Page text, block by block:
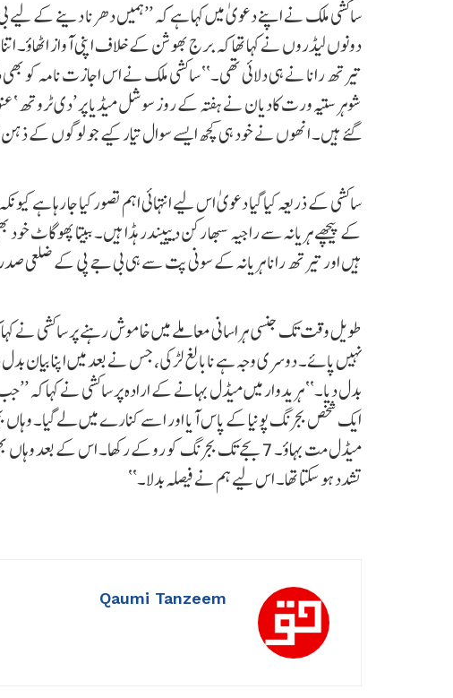
ساکشی ملک نے اپنے دعویٰ میں کہا ہے کہ ’’ہمیں دھرنا دینے کے لیے بی
دونوں لیڈروں نے کہا تھا کہ برج بھوشن کے خلاف اپنی آواز اٹھاؤ۔
تیرتھ رانا نے ہی دلائی تھی۔‘‘ ساکشی ملک نے اس اجازت نامہ کو بھی
شوہر ستیہ ورت کادیان نے ہفتہ کے روز سوشل میڈیا پر ’دی
گئے ہیں۔ انھوں نے خود ہی کچھ ایسے سوال تیار کیے جو لوگوں کے
ساکشی کے ذریعہ کیا گیا دعویٰ اس لیے انتہائی اہم تصور کیا جا رہا
کے پیچھے ہریانہ سے راجیہ سبھا رکن دیپیندر ہڈا ہیں۔ ببیتا
ہیں اور تیرتھ رانا ہریانہ کے سونی پت سے ہی بی جے پی کے ضلعی
طویل وقت تک جنسی ہراسانی معاملے میں خاموش رہنے پر ساکشی نے کہا
نہیں پائے۔ دوسری وجہ ہے نابالغ لڑکی، جس نے بعد میں اپنا بیان
بدل دیا۔‘‘ ہریدوار میں میڈل بہانے کے ارادہ پر ساکشی نے کہا کہ
ایک شخص بجرنگ پونیا کے پاس آیا اور اسے کنارے میں لے گیا۔
میڈل مت بہاؤ۔ 7 بجے تک بجرنگ کو روکے رکھا۔ اس کے بعد
تشدد ہو سکتا تھا۔ اس لیے ہم نے فیصلہ بدلا۔‘‘
Qaumi Tanzeem